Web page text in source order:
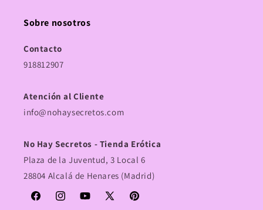
Sobre nosotros
Contacto
918812907
Atención al Cliente
info@nohaysecretos.com
No Hay Secretos - Tienda Erótica
Plaza de la Juventud, 3 Local 6
28804 Alcalá de Henares (Madrid)
FacebookInstagramYouTube
X Pinterest